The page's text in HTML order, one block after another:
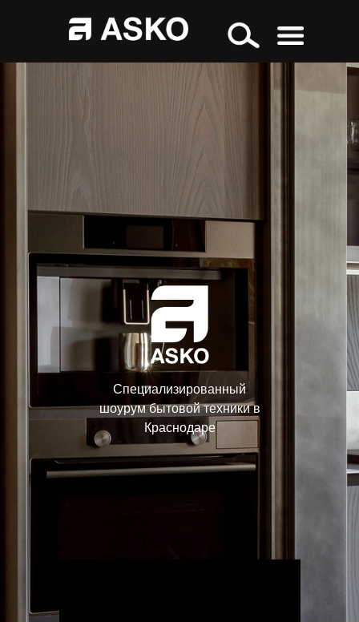
Специализированный
шоурум бытовой техники в
Краснодаре